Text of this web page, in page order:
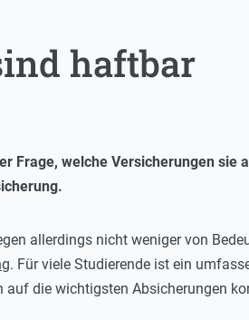
haftbar
Frage, welche Versicherungen sie
allerdings nicht weniger von
. Für viele Studierende ist ein
die wichtigsten Absicherungen